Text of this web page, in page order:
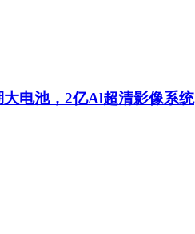
电池，2亿Al超清影像系统